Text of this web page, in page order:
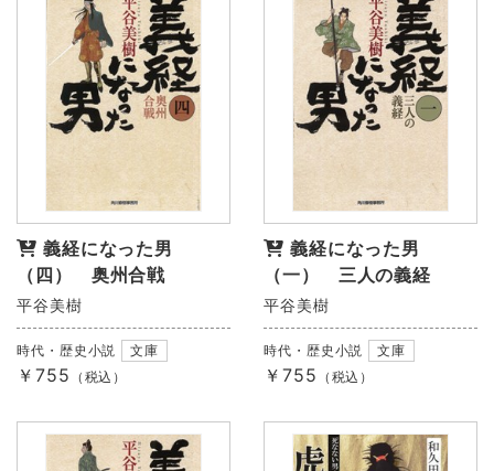
義経になった男
（四） 奥州合戦
平谷美樹
時代・歴史小説 文庫
￥755 （税込）
義経になった男
（一） 三人の義経
平谷美樹
時代・歴史小説 文庫
￥755 （税込）